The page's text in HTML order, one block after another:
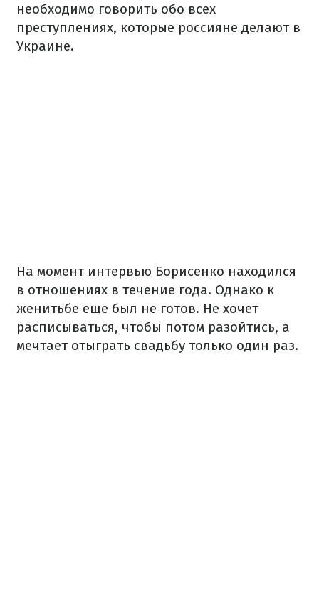
необходимо говорить обо всех
преступлениях, которые россияне делают в
Украине.
На момент интервью Борисенко находился
в отношениях в течение года. Однако к
женитьбе еще был не готов. Не хочет
расписываться, чтобы потом разойтись, а
мечтает отыграть свадьбу только один раз.